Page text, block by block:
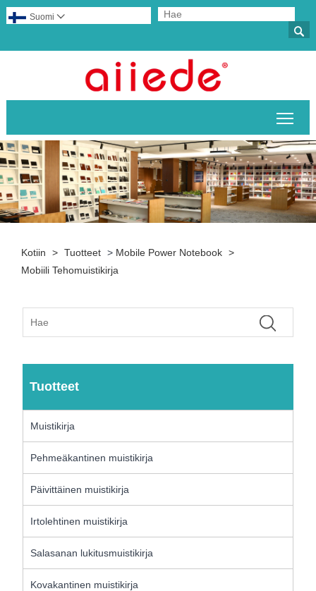

Suomi 
Kotiin > Tuotteet > Mobile Power Notebook >
Mobiili Tehomuistikirja
Tuotteet
Muistikirja
Pehmeäkantinen muistikirja
Päivittäinen muistikirja
Irtolehtinen muistikirja
Salasanan lukitusmuistikirja
Kovakantinen muistikirja